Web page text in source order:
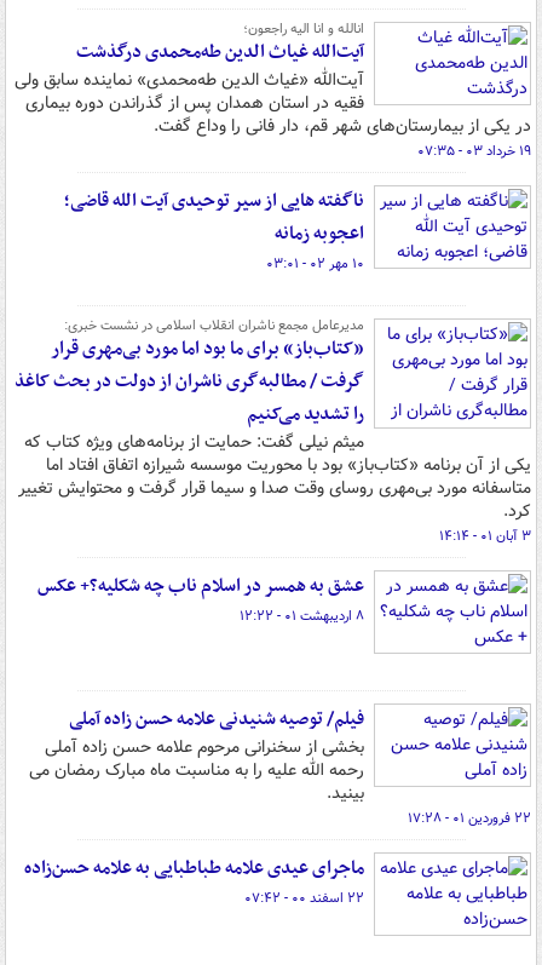
انالله و انا الیه راجعون؛
آیت‌الله غیاث الدین طه‌محمدی درگذشت
آیت‌الله «غیاث الدین طه‌محمدی» نماینده سابق ولی
فقیه در استان همدان پس از گذراندن دوره بیماری
در یکی از بیمارستان‌های شهر قم، دار فانی را وداع گفت.
۱۹ خرداد ۰۳ - ۰۷:۳۵
ناگفته هایی از سیر توحیدی آیت الله قاضی؛
اعجوبه زمانه
۱۰ مهر ۰۲ - ۰۳:۰۱
مدیرعامل مجمع ناشران انقلاب اسلامی در نشست خبری:
«کتاب‌باز» برای ما بود اما مورد بی‌مهری قرار
گرفت / مطالبه‌گری ناشران از دولت در بحث کاغذ
را تشدید می‌کنیم
میثم نیلی گفت: حمایت از برنامه‌های ویژه کتاب که
یکی از آن برنامه «کتاب‌باز» بود با محوریت موسسه شیرازه اتفاق افتاد اما
متاسفانه مورد بی‌مهری روسای وقت صدا و سیما قرار گرفت و محتوایش تغییر
کرد.
۳ آبان ۰۱ - ۱۴:۱۴
عشق به همسر در اسلام ناب چه شکلیه؟+ عکس
۸ اردیبهشت ۰۱ - ۱۲:۲۲
فیلم/ توصیه شنیدنی علامه حسن زاده آملی
بخشی از سخنرانی مرحوم علامه حسن زاده آملی
رحمه الله علیه را به مناسبت ماه مبارک رمضان می
بینید.
۲۲ فروردین ۰۱ - ۱۷:۲۸
ماجرای عیدی علامه طباطبایی به علامه حسن‌زاده
۲۲ اسفند ۰۰ - ۰۷:۴۲